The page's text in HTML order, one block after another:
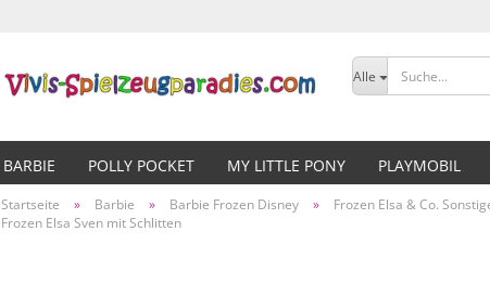
Alle
BARBIE POLLY POCKET MY LITTLE PONY PLAYMOBIL
Startseite » Barbie » Barbie Frozen Disney » Frozen Elsa & Co.
Frozen Elsa Sven mit Schlitten